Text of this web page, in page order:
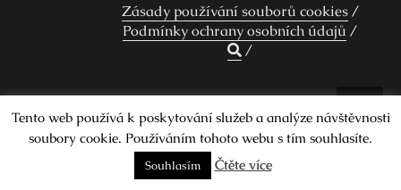
Zásady používání souborů cookies
Podmínky ochrany osobních údajů
Design by Smartcat
Tento web používá k poskytování služeb a analýze návštěvnosti
soubory cookie. Používáním tohoto webu s tím souhlasíte.
Souhlasím Čtěte více